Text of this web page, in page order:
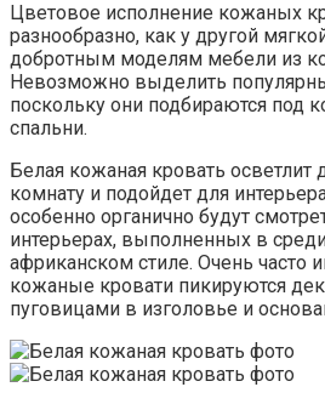
Цветовое исполнение кожаных
разнообразно, как у другой
добротным моделям мебели из
Невозможно выделить
поскольку они подбираются под
спальни.
Белая кожаная кровать
комнату и подойдет для
особенно органично будут
интерьерах, выполненных в
африканском стиле. Очень часто
кожаные кровати пикируются
пуговицами в изголовье и